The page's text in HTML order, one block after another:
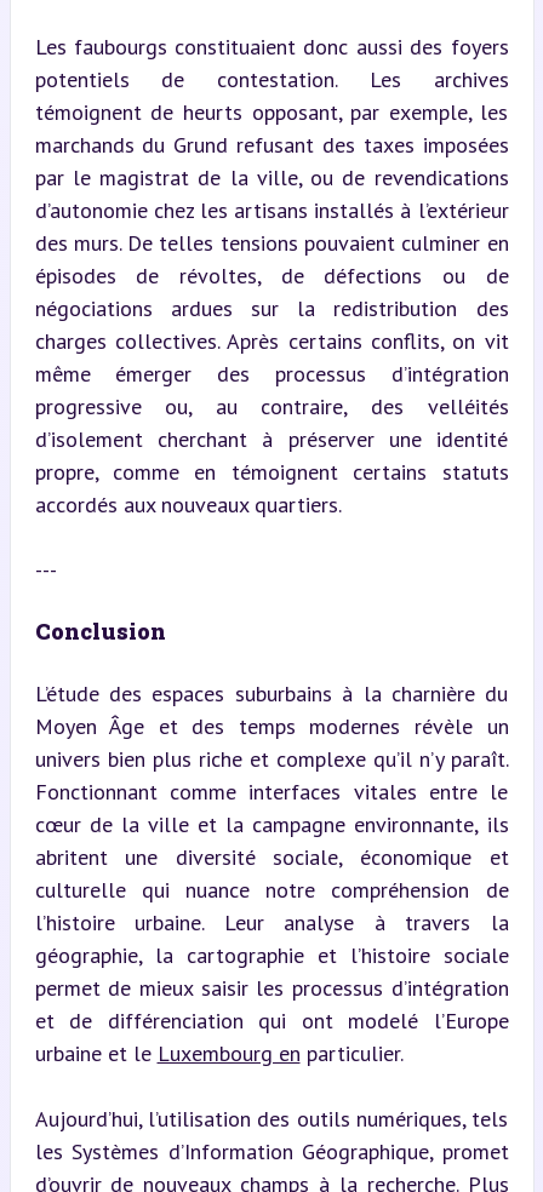
Les faubourgs constituaient donc aussi des foyers
potentiels de contestation. Les archives
témoignent de heurts opposant, par exemple, les
marchands du Grund refusant des taxes imposées
par le magistrat de la ville, ou de revendications
d’autonomie chez les artisans installés à l’extérieur
des murs. De telles tensions pouvaient culminer en
épisodes de révoltes, de défections ou de
négociations ardues sur la redistribution des
charges collectives. Après certains conflits, on vit
même émerger des processus d’intégration
progressive ou, au contraire, des velléités
d’isolement cherchant à préserver une identité
propre, comme en témoignent certains statuts
accordés aux nouveaux quartiers.
---
Conclusion
L’étude des espaces suburbains à la charnière du
Moyen Âge et des temps modernes révèle un
univers bien plus riche et complexe qu’il n’y paraît.
Fonctionnant comme interfaces vitales entre le
cœur de la ville et la campagne environnante, ils
abritent une diversité sociale, économique et
culturelle qui nuance notre compréhension de
l’histoire urbaine. Leur analyse à travers la
géographie, la cartographie et l’histoire sociale
permet de mieux saisir les processus d’intégration
et de différenciation qui ont modelé l’Europe
urbaine et le Luxembourg en particulier.
Aujourd’hui, l’utilisation des outils numériques, tels
les Systèmes d’Information Géographique, promet
d’ouvrir de nouveaux champs à la recherche. Plus